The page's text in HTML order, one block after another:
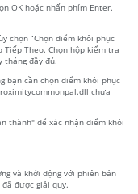
OK hoặc nhấn phím Enter.
chọn “Chọn điểm khôi phục
Tiếp Theo. Chọn hộp kiểm tra
tháng đầy đủ.
bạn cần chọn điểm khôi phục
chưa
thành" để xác nhận điểm khôi
và khởi động với phiên bản
được giải quy.